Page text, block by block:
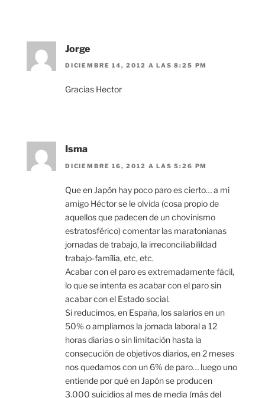
Jorge
DICIEMBRE 14, 2012 A LAS 8:25 PM
Gracias Hector
Isma
DICIEMBRE 16, 2012 A LAS 5:26 PM
Que en Japón hay poco paro es cierto… a mi
amigo Héctor se le olvida (cosa propio de
aquellos que padecen de un chovinismo
estratosférico) comentar las maratonianas
jornadas de trabajo, la irreconciliabilildad
trabajo-família, etc, etc.
Acabar con el paro es extremadamente fácil,
lo que se intenta es acabar con el paro sin
acabar con el Estado social.
Si reducimos, en España, los salarios en un
50% o ampliamos la jornada laboral a 12
horas diarias o sin limitación hasta la
consecución de objetivos diarios, en 2 meses
nos quedamos con un 6% de paro… luego uno
entiende por qué en Japón se producen
3.000 suicidios al mes de media (más del